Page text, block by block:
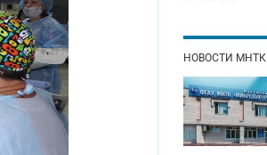
НОВОСТИ МНТК